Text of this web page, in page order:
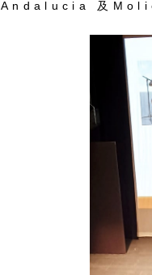
Andalucia 及